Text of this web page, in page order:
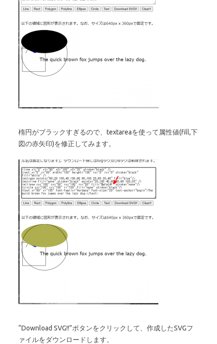
楕円がブラックすぎるので、textareaを使って属性値(fill,下
図の赤矢印)を修正してみます。
“Download SVG!!”ボタンをクリックして、作成したSVGフ
ァイルをダウンロードします。